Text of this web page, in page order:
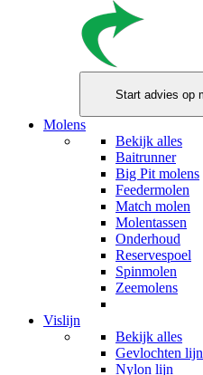
Molens
Bekijk alles
Baitrunner
Big Pit molens
Feedermolen
Match molen
Molentassen
Onderhoud
Reservespoel
Spinmolen
Zeemolens
Vislijn
Bekijk alles
Gevlochten lijn
Nylon lijn